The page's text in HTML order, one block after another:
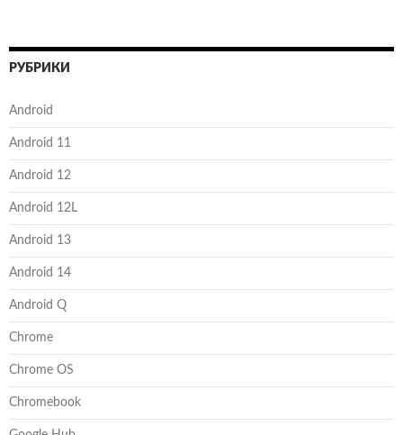
РУБРИКИ
Android
Android 11
Android 12
Android 12L
Android 13
Android 14
Android Q
Chrome
Chrome OS
Chromebook